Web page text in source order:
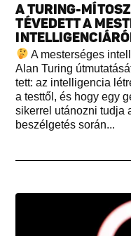
A TURING-MÍTOSZ
TÉVEDETT A
A mesterséges
Alan Turing
tett: az intelligencia
a testtől, és hogy egy
sikerrel utánozni tudja
beszélgetés során...